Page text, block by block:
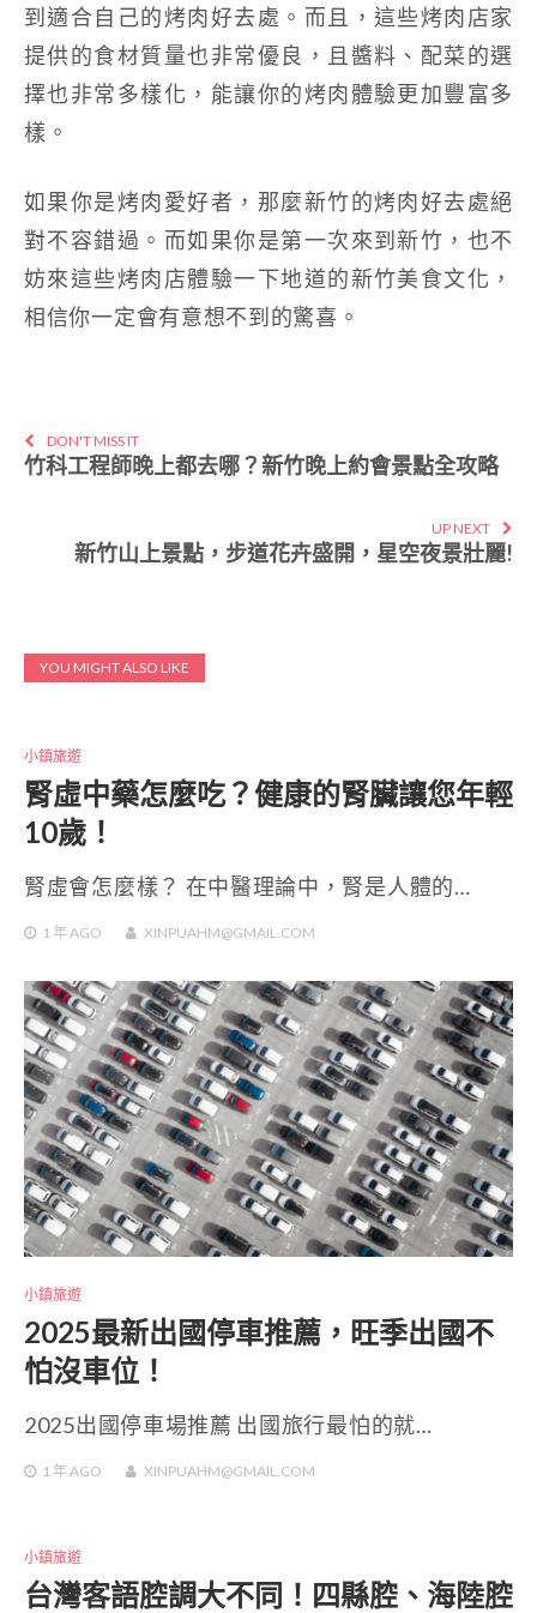
到適合自己的烤肉好去處。而且，這些烤肉店家
提供的食材質量也非常優良，且醬料、配菜的選
擇也非常多樣化，能讓你的烤肉體驗更加豐富多
樣。
如果你是烤肉愛好者，那麼新竹的烤肉好去處絕
對不容錯過。而如果你是第一次來到新竹，也不
妨來這些烤肉店體驗一下地道的新竹美食文化，
相信你一定會有意想不到的驚喜。
DON'T MISS IT
竹科工程師晚上都去哪？新竹晚上約會景點全攻略
UP NEXT
新竹山上景點，步道花卉盛開，星空夜景壯麗!
YOU MIGHT ALSO LIKE
小鎮旅遊
腎虛中藥怎麼吃？健康的腎臟讓您年輕
10歲！
腎虛會怎麼樣？ 在中醫理論中，腎是人體的…
1 年 AGO XINPUAHM@GMAIL.COM
小鎮旅遊
2025最新出國停車推薦，旺季出國不
怕沒車位！
2025出國停車場推薦 出國旅行最怕的就…
1 年 AGO XINPUAHM@GMAIL.COM
小鎮旅遊
台灣客語腔調大不同！四縣腔、海陸腔